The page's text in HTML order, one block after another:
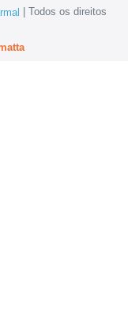
| Todos os direitos